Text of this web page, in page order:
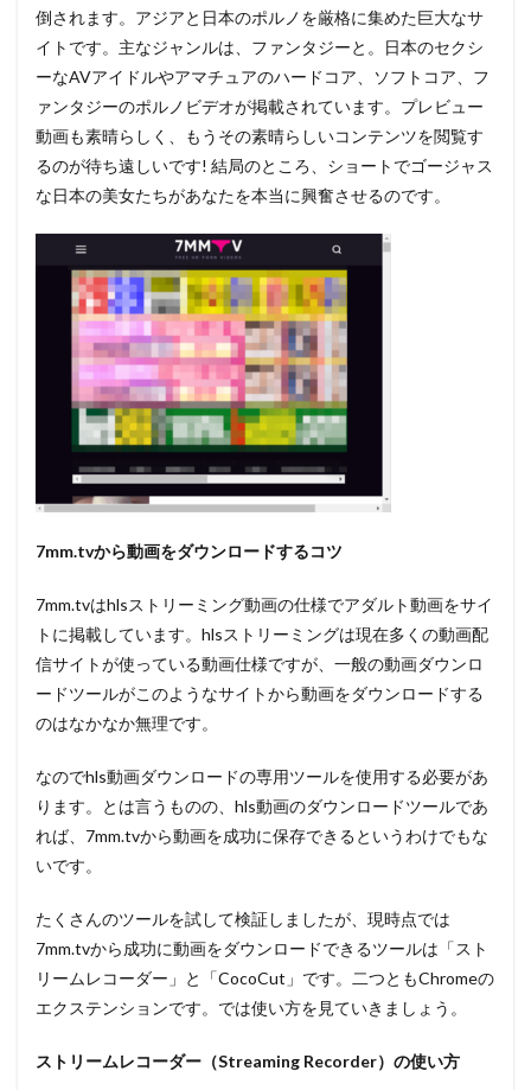
倒されます。アジアと日本のポルノを厳格に集めた巨大なサ
イトです。主なジャンルは、ファンタジーと。日本のセクシ
ーなAVアイドルやアマチュアのハードコア、ソフトコア、フ
ァンタジーのポルノビデオが掲載されています。プレビュー
動画も素晴らしく、もうその素晴らしいコンテンツを閲覧す
るのが待ち遠しいです! 結局のところ、ショートでゴージャス
な日本の美女たちがあなたを本当に興奮させるのです。
7mm.tvから動画をダウンロードするコツ
7mm.tvはhlsストリーミング動画の仕様でアダルト動画をサイ
トに掲載しています。hlsストリーミングは現在多くの動画配
信サイトが使っている動画仕様ですが、一般の動画ダウンロ
ードツールがこのようなサイトから動画をダウンロードする
のはなかなか無理です。
なのでhls動画ダウンロードの専用ツールを使用する必要があ
ります。とは言うものの、hls動画のダウンロードツールであ
れば、7mm.tvから動画を成功に保存できるというわけでもな
いです。
たくさんのツールを試して検証しましたが、現時点では
7mm.tvから成功に動画をダウンロードできるツールは「スト
リームレコーダー」と「CocoCut」です。二つともChromeの
エクステンションです。では使い方を見ていきましょう。
ストリームレコーダー（Streaming Recorder）の使い方